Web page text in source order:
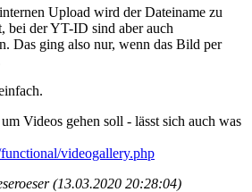
Upload wird der Dateiname zu
bei der YT-ID sind aber auch
Das ging also nur, wenn das Bild per
Videos gehen soll - lässt sich auch was
videogallery.php
(13.03.2020 20:28:04)